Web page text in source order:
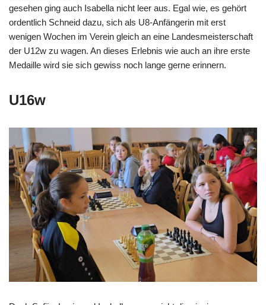
gesehen ging auch Isabella nicht leer aus. Egal wie, es gehört
ordentlich Schneid dazu, sich als U8-Anfängerin mit erst
wenigen Wochen im Verein gleich an eine Landesmeisterschaft
der U12w zu wagen. An dieses Erlebnis wie auch an ihre erste
Medaille wird sie sich gewiss noch lange gerne erinnern.
U16w